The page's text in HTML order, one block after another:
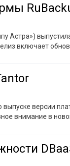
Астра»)
включает
выпуске версии
внимание в